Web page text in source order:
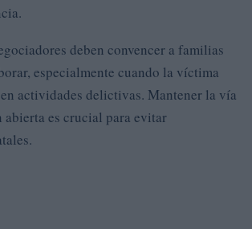
deben convencer a familias
especialmente cuando la víctima
actividades delictivas. Mantener la vía
es crucial para evitar